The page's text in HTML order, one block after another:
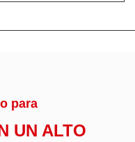
para
UN ALTO